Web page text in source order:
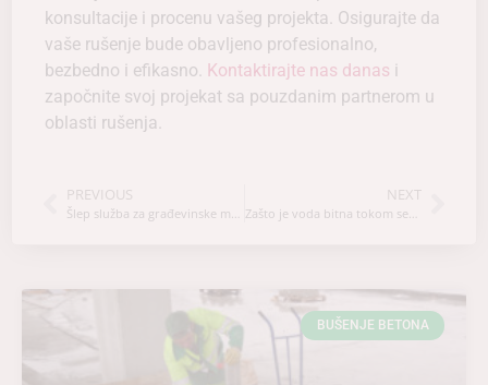
konsultacije i procenu vašeg projekta. Osigurajte da
vaše rušenje bude obavljeno profesionalno,
bezbedno i efikasno. Kontaktirajte nas danas i
započnite svoj projekat sa pouzdanim partnerom u
oblasti rušenja.
PREVIOUS
Šlep služba za građevinske mašine
NEXT
Zašto je voda bitna tokom sečenja betona?
BUŠENJE BETONA